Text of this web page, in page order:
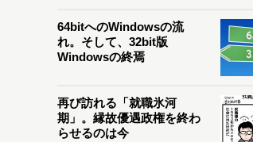
64bitへのWindowsの流
れ。そして、32bit版
Windowsの終焉
再び訪れる「就職氷河
期」。縁故優遇政権を終わ
らせるのは今